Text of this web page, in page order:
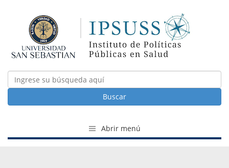
Buscar
Abrir menú